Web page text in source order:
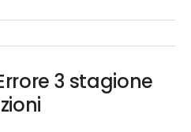
3 stagione